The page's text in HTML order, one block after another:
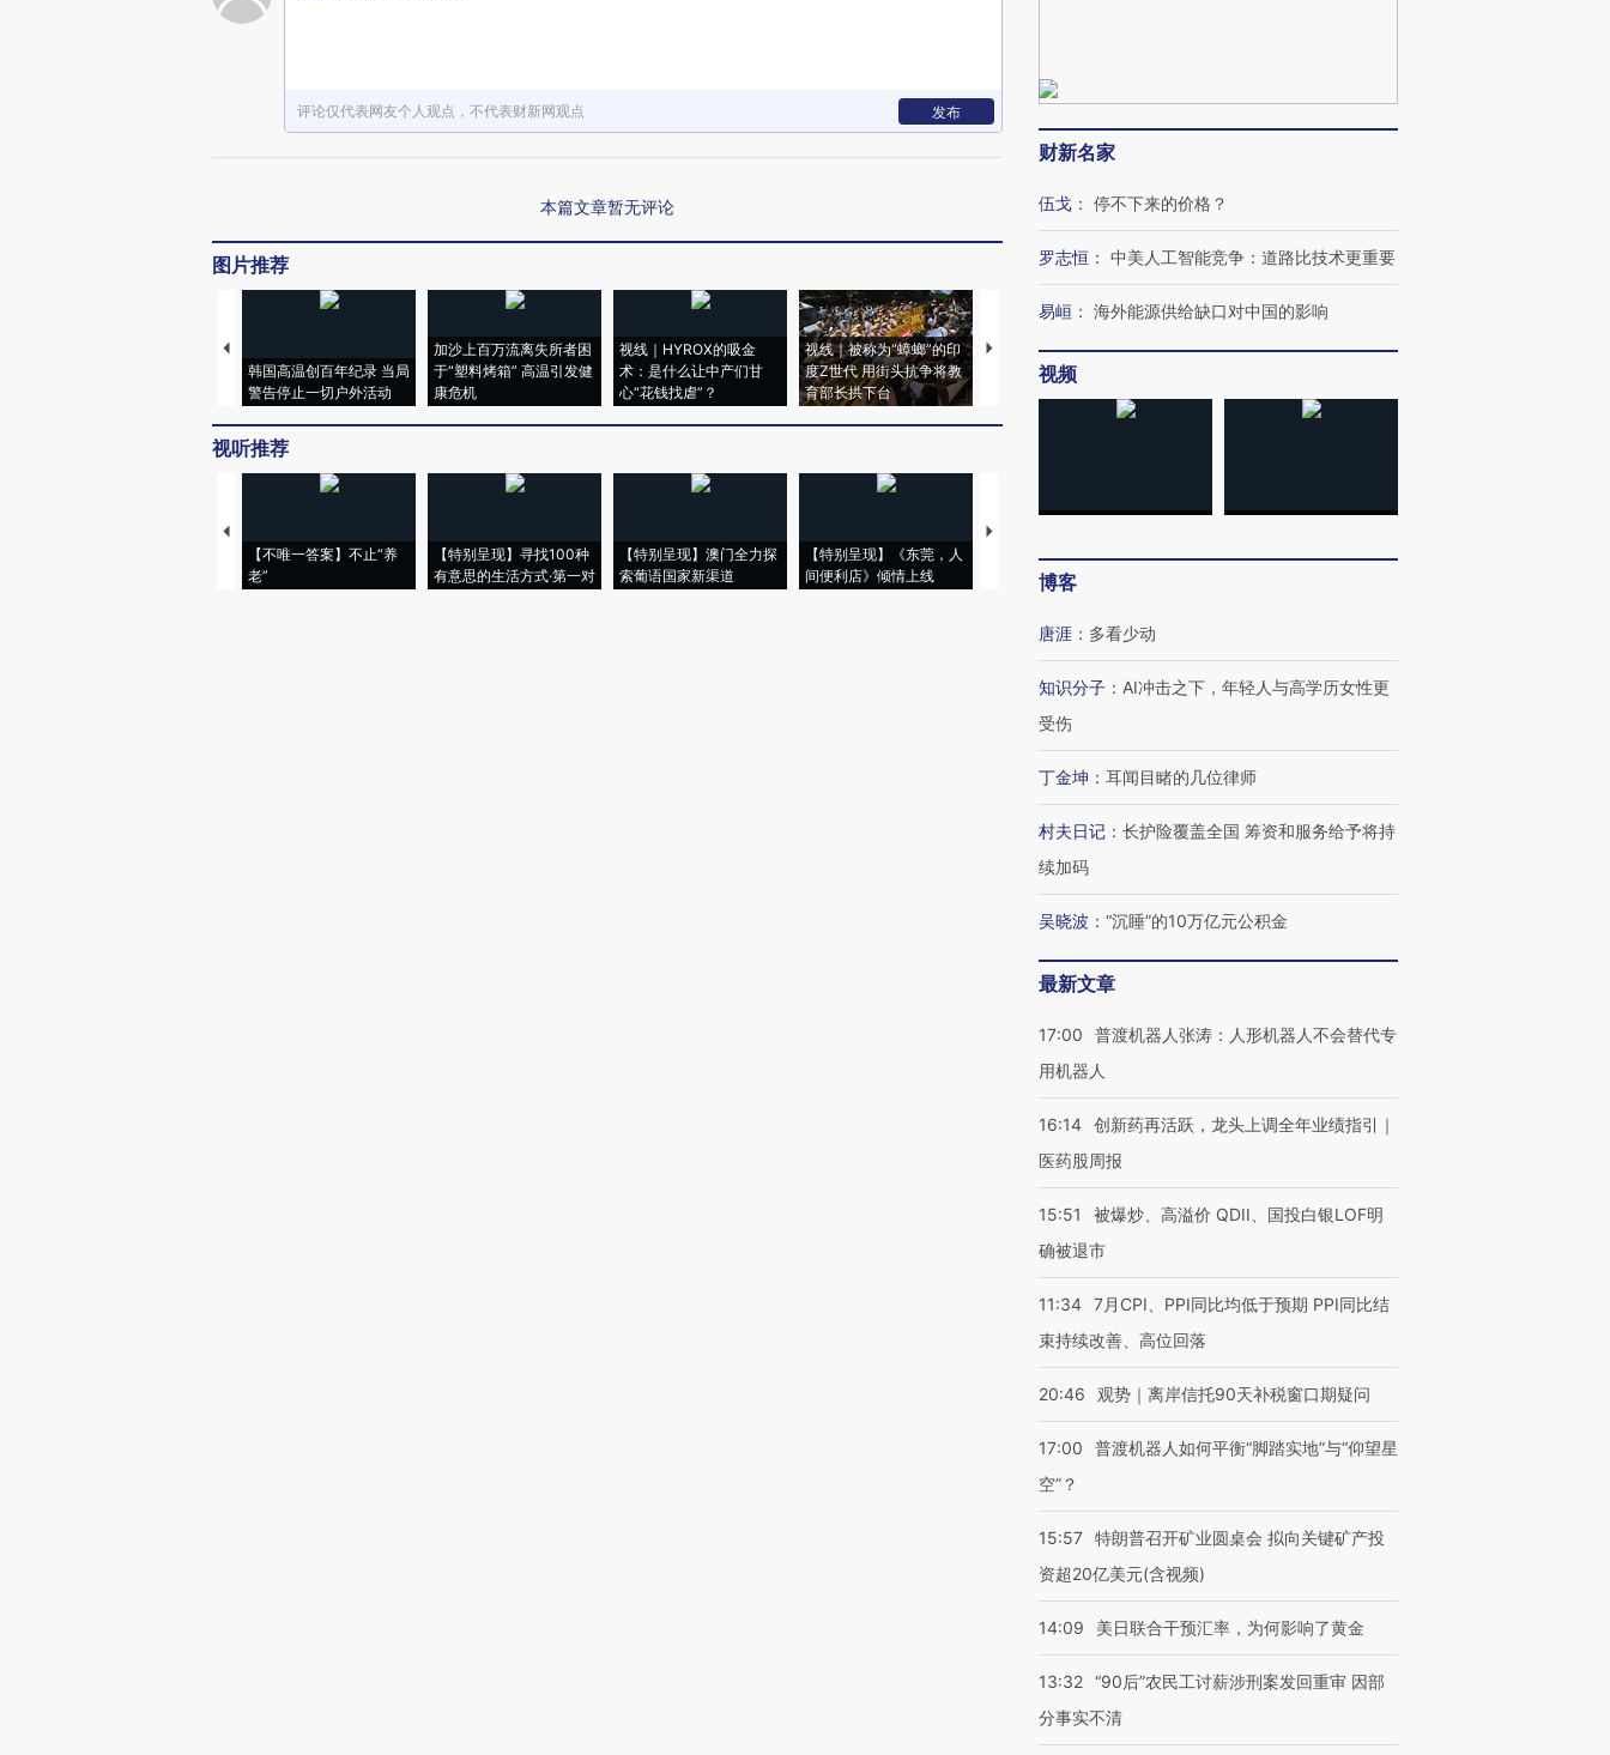
评论仅代表网友个人观点，不代表财新网观点 发布
本篇文章暂无评论
图片推荐
韩国高温创百年纪录 当局
警告停止一切户外活动
加沙上百万流离失所者困
于“塑料烤箱” 高温引发健
康危机
视线｜HYROX的吸金
术：是什么让中产们甘
心“花钱找虐”？
视线｜被称为“蟑螂”的印
度Z世代 用街头抗争将教
育部长拱下台
视线｜“入侵”还是“人道危
机”？难民潮撕裂西班牙
湖北宜昌局部短时降雨
哈尔滨遭遇短时极端强降
视听推荐
【不唯一答案】不止“养
老”
【特别呈现】寻找100种
有意思的生活方式·第一对
【特别呈现】澳门全力探
索葡语国家新渠道
【特别呈现】《东莞，人
间便利店》倾情上线
【推广】走进第四届链博
会，让数智科技“链”接产
【特别呈现】寻找100种
CFO：不靠规模取胜，华
财新名家
伍戈 ： 停不下来的价格？
罗志恒 ： 中美人工智能竞争：道路比技术更重要
易峘 ： 海外能源供给缺口对中国的影响
视频
博客
唐涯 ： 多看少动
知识分子 ： AI冲击之下，年轻人与高学历女性更
受伤
丁金坤 ： 耳闻目睹的几位律师
村夫日记 ： 长护险覆盖全国 筹资和服务给予将持
续加码
吴晓波 ： “沉睡”的10万亿元公积金
最新文章
17:00
普渡机器人张涛：人形机器人不会替代专
用机器人
16:14 创新药再活跃，龙头上调全年业绩指引｜
医药股周报
15:51
被爆炒、高溢价 QDII、国投白银LOF明
确被退市
11:34 7月CPI、PPI同比均低于预期 PPI同比结
束持续改善、高位回落
20:46 观势｜离岸信托90天补税窗口期疑问
17:00
普渡机器人如何平衡“脚踏实地”与“仰望星
空”？
15:57 特朗普召开矿业圆桌会 拟向关键矿产投
资超20亿美元(含视频)
14:09 美日联合干预汇率，为何影响了黄金
13:32 “90后”农民工讨薪涉刑案发回重审 因部
分事实不清